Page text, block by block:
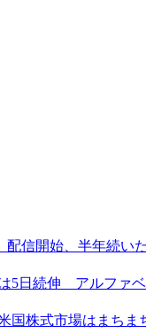
配信開始、半年続い
5日続伸 アルファ
国株式市場はまちま